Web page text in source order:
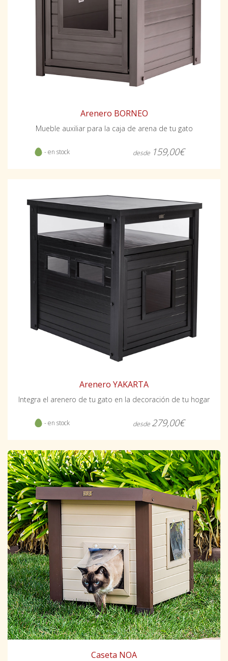
Arenero BORNEO
Mueble auxiliar para la caja de arena de tu gato
- en stock desde 159,00€
Arenero YAKARTA
Integra el arenero de tu gato en la decoración de tu hogar
- en stock desde 279,00€
Caseta NOA